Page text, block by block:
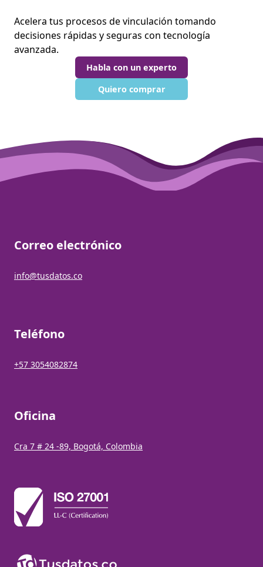
Acelera tus procesos de vinculación tomando
decisiones rápidas y seguras con tecnología
avanzada.
Habla con un experto
Quiero comprar
Correo electrónico
info@tusdatos.co
Teléfono
+57 3054082874
Oficina
Cra 7 # 24 -89, Bogotá, Colombia